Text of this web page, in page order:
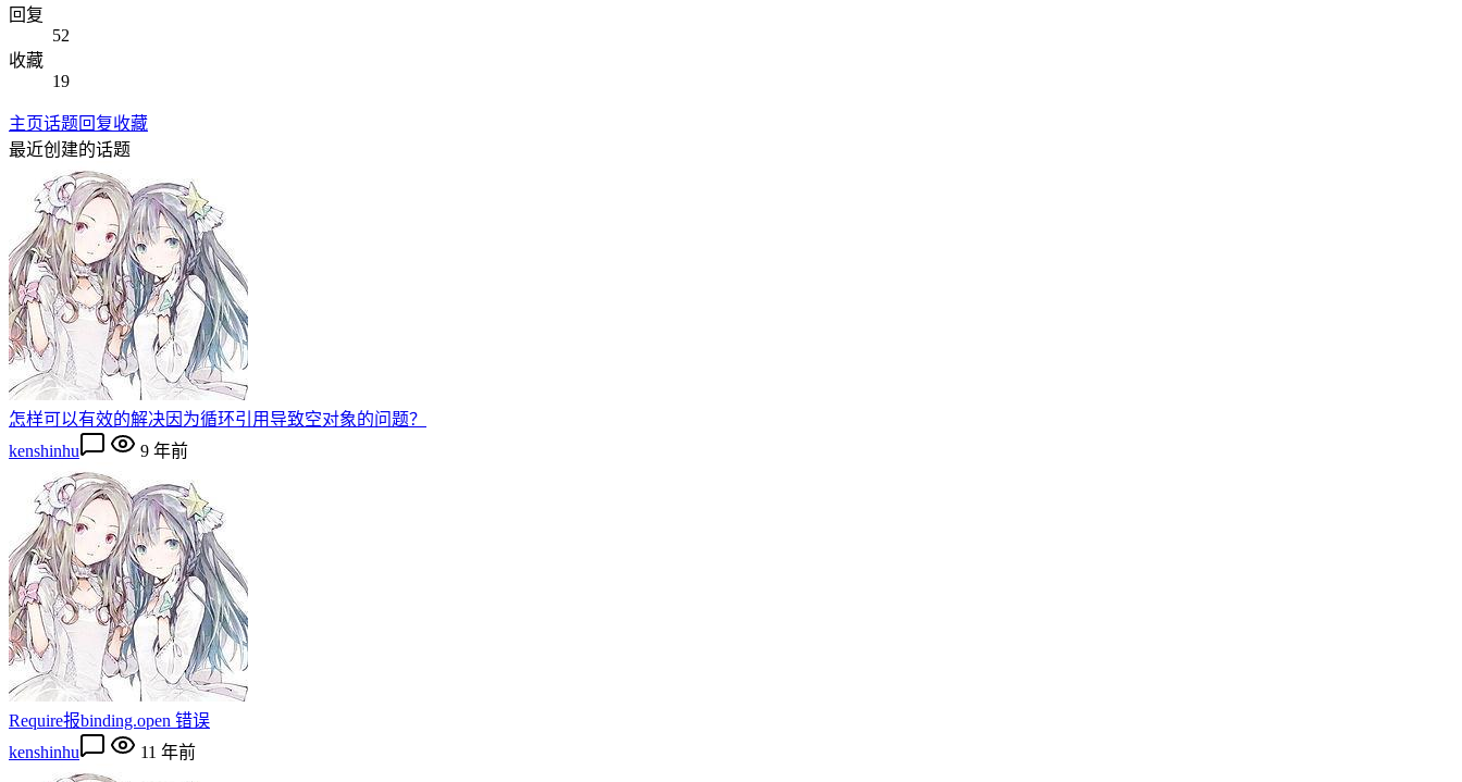
回复
52
收藏
19
主页话题回复收藏
最近创建的话题
怎样可以有效的解决因为循环引用导致空对象的问题？
kenshinhu
9 年前
Require报binding.open 错误
kenshinhu
11 年前